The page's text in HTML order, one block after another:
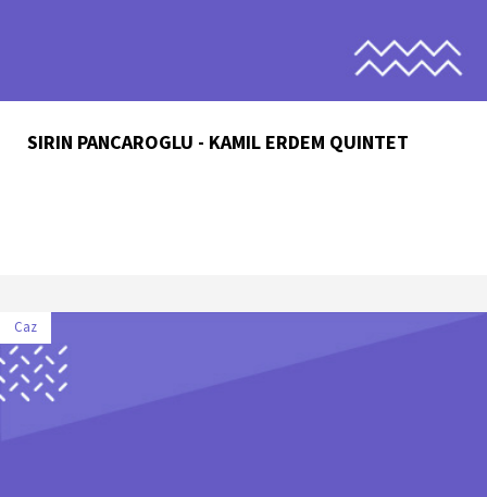
SIRIN PANCAROGLU - KAMIL ERDEM QUINTET
Caz